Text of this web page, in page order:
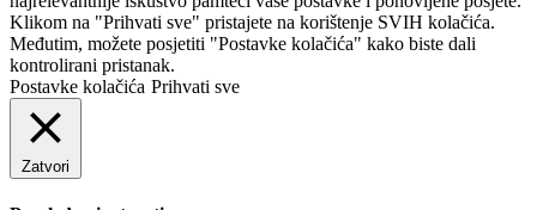
Klikom na "Prihvati sve" pristajete na korištenje SVIH kolačića.
Međutim, možete posjetiti "Postavke kolačića" kako biste dali
kontrolirani pristanak.
Postavke kolačića Prihvati sve
Zatvori